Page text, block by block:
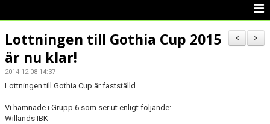
HEM
ARKIV
DOKUMENT
OM KLUBBEN
>
<
Lottningen till Gothia Cup 2015
är nu klar!
2014-12-08 14:37
Lottningen till Gothia Cup är fastställd.
Vi hamnade i Grupp 6 som ser ut enligt följande:
Willands IBK